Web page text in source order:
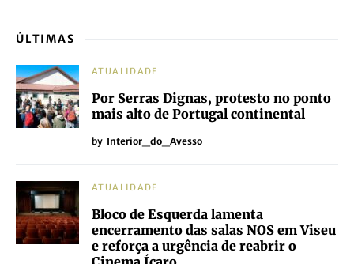
ÚLTIMAS
ATUALIDADE
Por Serras Dignas, protesto no ponto
mais alto de Portugal continental
by Interior_do_Avesso
ATUALIDADE
Bloco de Esquerda lamenta
encerramento das salas NOS em Viseu
e reforça a urgência de reabrir o